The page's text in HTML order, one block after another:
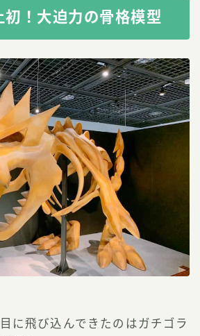
初！大迫力の骨格模型
に飛び込んできたのはガチゴラ